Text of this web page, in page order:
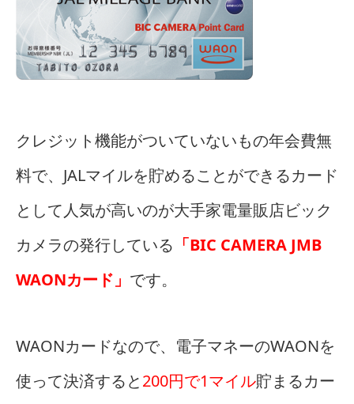
クレジット機能がついていないもの年会費無
料で、JALマイルを貯めることができるカード
として人気が高いのが大手家電量販店ビック
カメラの発行している 「BIC CAMERA JMB
WAONカード」 です。
WAONカードなので、電子マネーのWAONを
使って決済すると200円で1マイル貯まるカー